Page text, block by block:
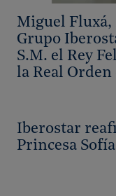
Miguel
Grupo
S.M. el Rey
la Real Orden